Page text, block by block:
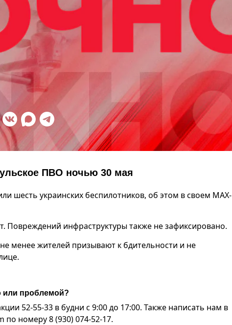
ПВО ночью 30 мая
шесть украинских беспилотников, об этом в своем MAX-
инфраструктуры также не зафиксировано.
менее жителей призывают к бдительности и не
или проблемой?
52-55-33 в будни с 9:00 до 17:00. Также написать нам в
номеру 8 (930) 074-52-17.